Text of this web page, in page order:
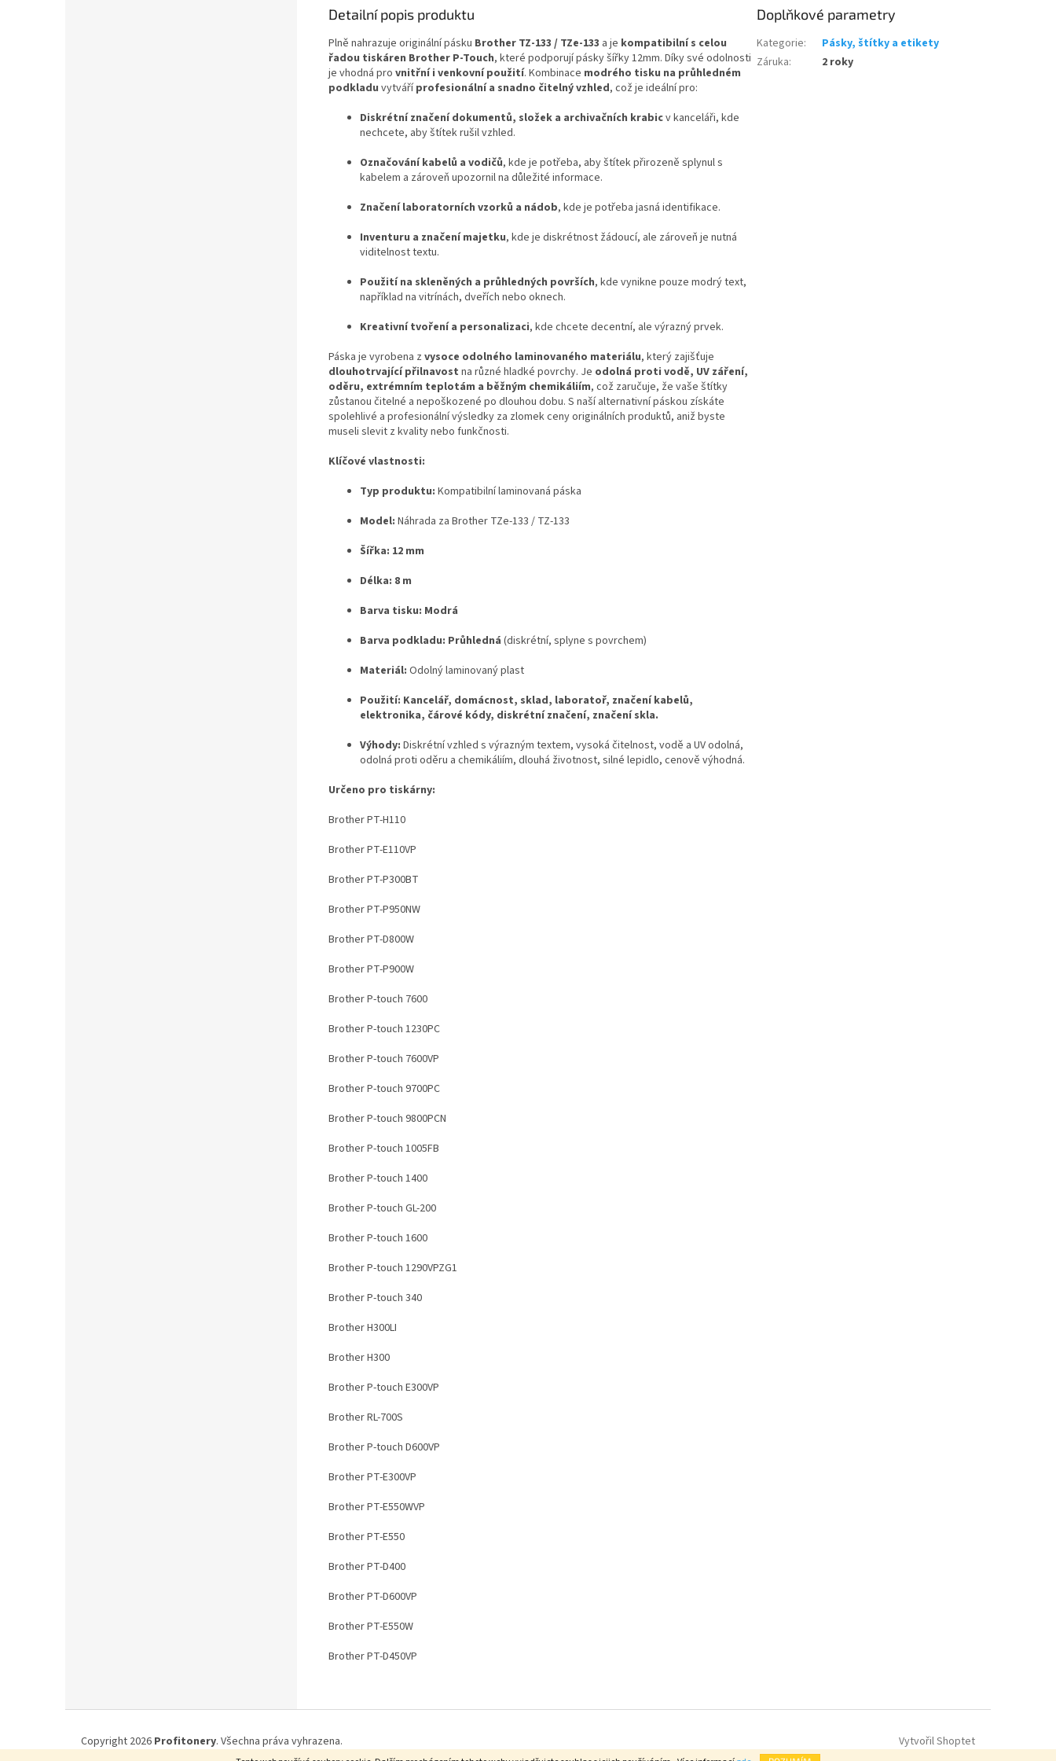
Detailní popis produktu
Plně nahrazuje originální pásku Brother TZ-133 / TZe-133 a je kompatibilní s celou
řadou tiskáren Brother P-Touch, které podporují pásky šířky 12mm. Díky své odolnosti
je vhodná pro vnitřní i venkovní použití. Kombinace modrého tisku na průhledném
podkladu vytváříprofesionální a snadno čitelný vzhled, což je ideální pro:
Diskrétní značení dokumentů, složek a archivačních krabicv kanceláři, kde
nechcete, aby štítek rušil vzhled.
Označování kabelů a vodičů, kde je potřeba, aby štítek přirozeně splynul s
kabelem a zároveň upozornil na důležité informace.
Značení laboratorních vzorků a nádob, kde je potřeba jasná identifikace.
Inventuru a značení majetku, kde je diskrétnost žádoucí, ale zároveň je nutná
viditelnost textu.
Použití na skleněných a průhledných površích, kde vynikne pouze modrý text,
například na vitrínách, dveřích nebo oknech.
Kreativní tvoření a personalizaci, kde chcete decentní, ale výrazný prvek.
Páska je vyrobena z vysoce odolného laminovaného materiálu, který zajišťuje
dlouhotrvající přilnavost na různé hladké povrchy. Je odolná proti vodě, UV záření,
oděru, extrémním teplotám a běžným chemikáliím, což zaručuje, že vaše štítky
zůstanou čitelné a nepoškozené po dlouhou dobu. S naší alternativní páskou získáte
spolehlivé a profesionální výsledky za zlomek ceny originálních produktů, aniž byste
museli slevit z kvality nebo funkčnosti.
Klíčové vlastnosti:
Typ produktu: Kompatibilní laminovaná páska
Model: Náhrada za Brother TZe-133 / TZ-133
Šířka: 12 mm
Délka: 8 m
Barva tisku: Modrá
Barva podkladu: Průhledná (diskrétní, splyne s povrchem)
Materiál: Odolný laminovaný plast
Použití: Kancelář, domácnost, sklad, laboratoř, značení kabelů,
elektronika, čárové kódy, diskrétní značení, značení skla.
Výhody: Diskrétní vzhled s výrazným textem, vysoká čitelnost, vodě a UV odolná,
odolná proti oděru a chemikáliím, dlouhá životnost, silné lepidlo, cenově výhodná.
Určeno pro tiskárny:
Brother PT-H110
Brother PT-E110VP
Brother PT-P300BT
Brother PT-P950NW
Brother PT-D800W
Brother PT-P900W
Brother P-touch 7600
Brother P-touch 1230PC
Brother P-touch 7600VP
Brother P-touch 9700PC
Brother P-touch 9800PCN
Brother P-touch 1005FB
Brother P-touch 1400
Brother P-touch GL-200
Brother P-touch 1600
Brother P-touch 1290VPZG1
Brother P-touch 340
Brother H300LI
Brother H300
Brother P-touch E300VP
Brother RL-700S
Brother P-touch D600VP
Brother PT-E300VP
Brother PT-E550WVP
Brother PT-E550
Brother PT-D400
Brother PT-D600VP
Brother PT-E550W
Brother PT-D450VP
Doplňkové parametry
Kategorie:
Pásky, štítky a etikety
Záruka: 2 roky
p
Vytvořil Shoptet
Copyright 2026 Profitonery. Všechna práva vyhrazena.